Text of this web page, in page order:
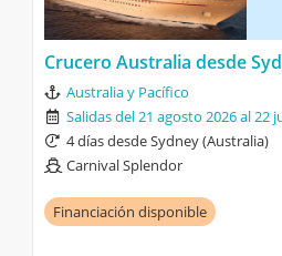
Crucero Australia desde
Australia y Pacífico
Salidas del 21 agosto 2026 al 22
4 días desde Sydney (Australia)
Carnival Splendor
Financiación disponible